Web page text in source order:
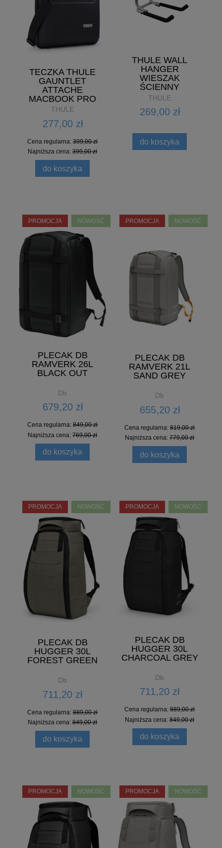
TECZKA THULE
GAUNTLET
ATTACHE
MACBOOK PRO
14" CZARNY
THULE
277,00 zł
Cena regularna: 399,00 zł
Najniższa cena: 399,00 zł
do koszyka
THULE WALL
HANGER
WIESZAK
ŚCIENNY
ALUMINIOWY
THULE
269,00 zł
do koszyka
PLECAK DB
RAMVERK 26L
BLACK OUT
Db
679,20 zł
Cena regularna: 849,00 zł
Najniższa cena: 769,00 zł
do koszyka
PROMOCJA NOWOŚĆ
PLECAK DB
RAMVERK 21L
SAND GREY
Db
655,20 zł
Cena regularna: 819,00 zł
Najniższa cena: 779,00 zł
do koszyka
PROMOCJA NOWOŚĆ
PLECAK DB
HUGGER 30L
FOREST GREEN
Db
711,20 zł
Cena regularna: 889,00 zł
Najniższa cena: 849,00 zł
do koszyka
PROMOCJA NOWOŚĆ
PLECAK DB
HUGGER 30L
CHARCOAL GREY
Db
711,20 zł
Cena regularna: 889,00 zł
Najniższa cena: 849,00 zł
do koszyka
PROMOCJA NOWOŚĆ
PROMOCJA NOWOŚĆ PROMOCJA NOWOŚĆ